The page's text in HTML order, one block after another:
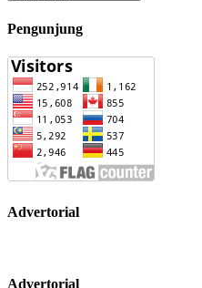
Pengunjung
Advertorial
Advertorial